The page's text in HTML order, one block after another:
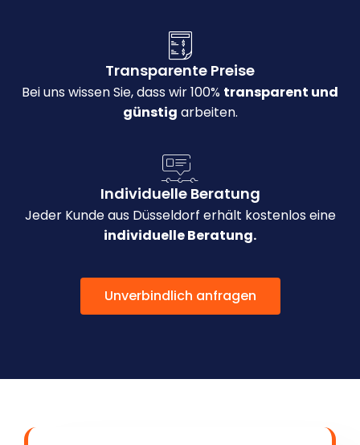
Transparente Preise
Bei uns wissen Sie, dass wir 100% transparent und
günstig arbeiten.
Individuelle Beratung
Jeder Kunde aus Düsseldorf erhält kostenlos eine
individuelle Beratung.
Unverbindlich anfragen